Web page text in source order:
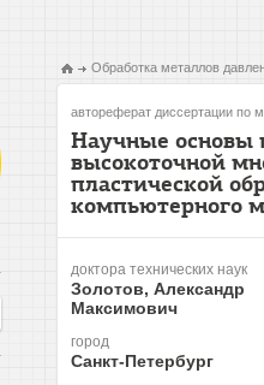
Обработка металлов
автореферат диссертации по
Научные основы
высокоточной
пластической
компьютерного
доктора технических наук
Золотов, Александр
Максимович
город
Санкт-Петербург